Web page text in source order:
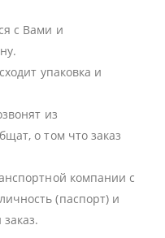
с Вами и
упаковка и
из
о том что заказ
компании с
(паспорт) и